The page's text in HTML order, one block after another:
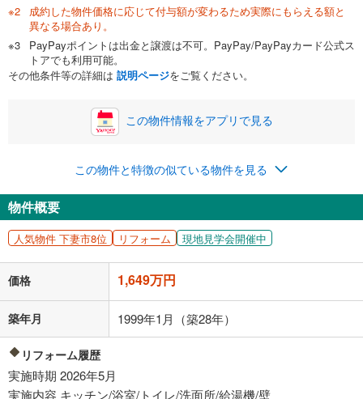
0万円 1,649万円
自己資金から住宅購入にかけられる金額を入力してくださ
い。一般的には物件価格の2割までが目安です。
閉じる
ボーナス
万円
0円
ナス時の増額分（1回分）を入力してください。
ボーナス払いの限度額は金融機関によって異なります。
閉じる
月々の返済額
る値は、実際の金融機関等における貸出金利とは何ら関係がなく、実際
の金融機関等における貸出金利を何ら保証するものではありません。返
済方法「元利均等返済」にて算出しております。入力された金利を35年
適用した場合の計算結果を表示しています。
借り入れの際は各金融機関等に、必ずご自身でご確認をお願いいたしま
す。
条件によってお借り入れができないことがあります。
成約した物件価格に応じて付与額が変わるため実際にもらえる額と
異なる場合あり。
PayPayポイントは出金と譲渡は不可。PayPay/PayPayカード公式ス
トアでも利用可能。
その他条件等の詳細は 説明ページをご覧ください。
この物件情報をアプリで見る
この物件と特徴の似ている物件を見る
物件概要
人気物件 下妻市8位 リフォーム 現地見学会開催中
価格 1,649万円
築年月 1999年1月（築28年）
リフォーム履歴
実施時期 2026年5月
実施内容 キッチン/浴室/トイレ/洗面所/給湯機/壁